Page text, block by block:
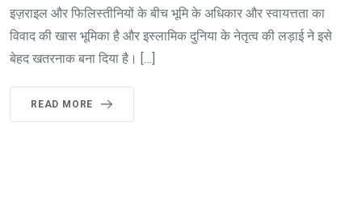
इज़राइल और फिलिस्तीनियों के बीच भूमि के अधिकार और स्वायत्तता का
विवाद की खास भूमिका है और इस्लामिक दुनिया के नेतृत्व की लड़ाई ने इसे
बेहद खतरनाक बना दिया है। […]
READ MORE